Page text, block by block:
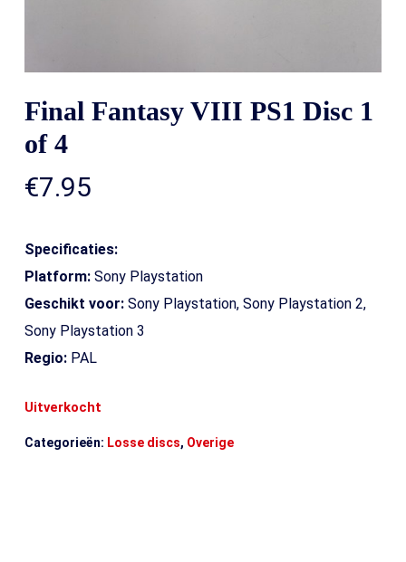
Final Fantasy VIII PS1 Disc 1
of 4
€7.95
Specificaties:
Platform:Sony Playstation
Geschikt voor:Sony Playstation, Sony Playstation 2,
Sony Playstation 3
Regio:PAL
Uitverkocht
Categorieën: Losse discs, Overige